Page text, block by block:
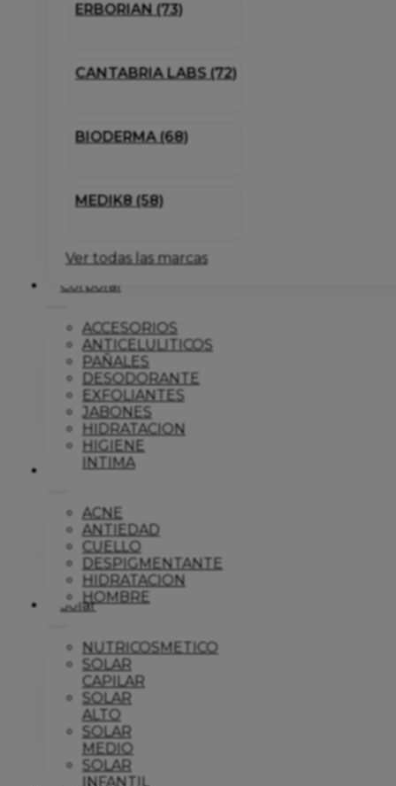
ERBORIAN (73)
CANTABRIA LABS (72)
BIODERMA (68)
MEDIK8 (58)
Ver todas las marcas
Corporal
ACCESORIOS
ANTICELULITICOS
PAÑALES
DESODORANTE
EXFOLIANTES
JABONES
HIDRATACION
HIGIENE
INTIMA
Dermo
ACNE
ANTIEDAD
CUELLO
DESPIGMENTANTE
HIDRATACION
HOMBRE
Solar
NUTRICOSMETICO
SOLAR
CAPILAR
SOLAR
ALTO
SOLAR
MEDIO
SOLAR
INFANTIL